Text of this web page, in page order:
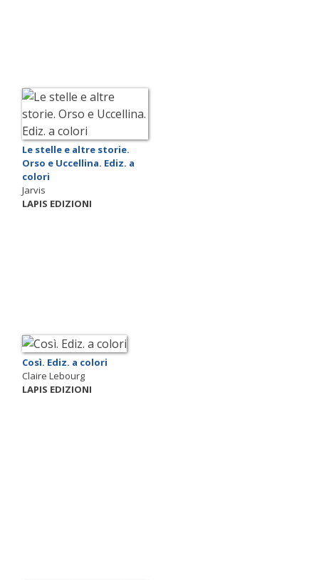
Le stelle e altre storie.
Orso e Uccellina. Ediz. a
colori
Jarvis
LAPIS EDIZIONI
Così. Ediz. a colori
Claire Lebourg
LAPIS EDIZIONI